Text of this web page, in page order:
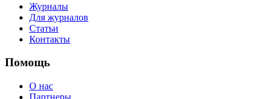
Журналы
Для журналов
Статьи
Контакты
Помощь
О нас